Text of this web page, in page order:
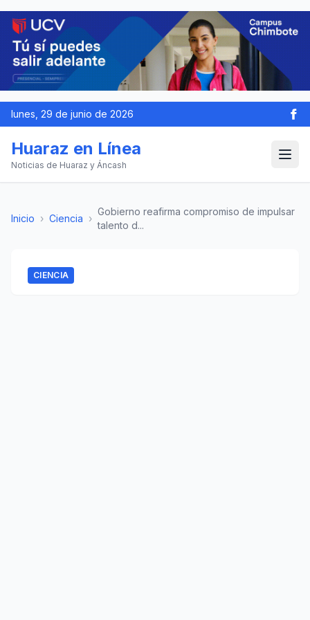
lunes, 29 de junio de 2026
Huaraz en Línea
Noticias de Huaraz y Áncash
Inicio › Ciencia ›
Gobierno reafirma compromiso de impulsar
talento d...
CIENCIA